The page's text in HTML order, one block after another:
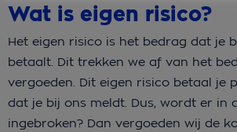
Wat is eigen risico?
Het eigen risico is het bedrag dat je
betaalt. Dit trekken we af van het
vergoeden. Dit eigen risico betaal je
dat je bij ons meldt. Dus, wordt er in
ingebroken? Dan vergoeden wij de